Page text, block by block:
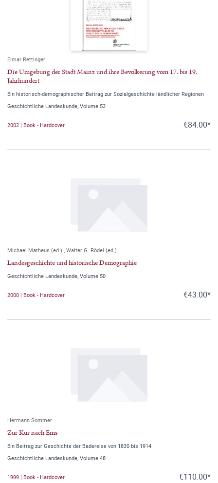
Elmar Rettinger
Die Umgebung der Stadt Mainz und ihre Bevölkerung vom 17. bis 19.
Jahrhundert
Ein historisch-demographischer Beitrag zur Sozialgeschichte ländlicher Regionen
Geschichtliche Landeskunde, Volume 53
2002 | Book - Hardcover €84.00*
Michael Matheus (ed.) , Walter G. Rödel (ed.)
Landesgeschichte und historische Demographie
Geschichtliche Landeskunde, Volume 50
2000 | Book - Hardcover €43.00*
Hermann Sommer
Zur Kur nach Ems
Ein Beitrag zur Geschichte der Badereise von 1830 bis 1914
Geschichtliche Landeskunde, Volume 48
1999 | Book - Hardcover €110.00*